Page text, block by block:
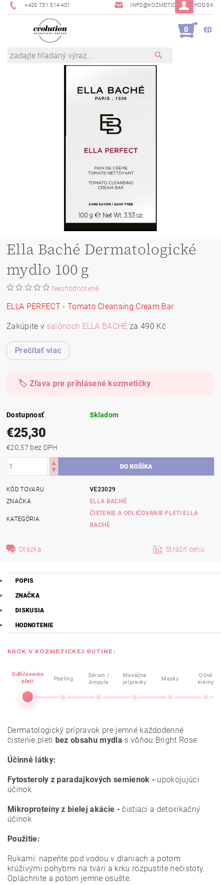
+420 731 514 401 INFO@KOZMETICKYOBCHOD.SK
0 €0
Ella Baché Dermatologické
mydlo 100 g
Neohodnotené
ELLA PERFECT - Tomato Cleansing Cream Bar
Zakúpite v salónoch ELLA BACHÉ za 490 Kč
Prečítať viac
🏷️ Zľava pre prihlásené kozmetičky
Dostupnosť Skladom
€25,30
€20,57 bez DPH
KÓD TOVARU
VE23029
ZNAČKA
ELLA BACHÉ
KATEGÓRIA
ČISTENIE A ODLIČOVANIE PLETI ELLA
BACHÉ
Otázka Strážiť cenu
POPIS
ZNAČKA
DISKUSIA
HODNOTENIE
KROK V KOZMETICKEJ RUTINE:
Odličovanie
pleti
Peeling
Sérum /
Ampule
Masážna
prípravky
Masky
Očné
krémy
Dermatologický prípravok pre jemné každodenné
čistenie.pleti bez obsahu mydla s vôňou Bright Rose.
Účinné látky:
Fytosteroly z paradajkových semienok - upokojujúci
účinok
Mikroproteíny z bielej akácie -čistiaci a detoxikačný
účinok
Použitie:
Rukami: napeňte pod vodou v dlaniach a potom
krúživými pohybmi na tvári a krku rozpustite nečistoty.
Opláchnite a potom jemne osušte.